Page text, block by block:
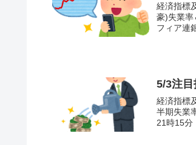
経済指標
豪)失業
フィア連
5/3注
経済指標
半期失業
21時15分